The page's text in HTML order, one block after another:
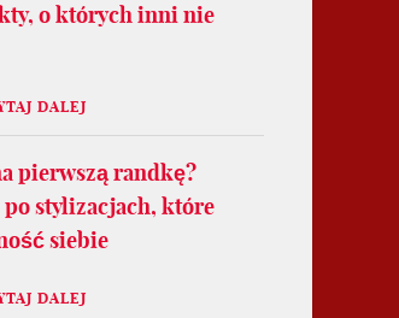
o których inni nie
DALEJ
pierwszą randkę?
stylizacjach, które
siebie
DALEJ